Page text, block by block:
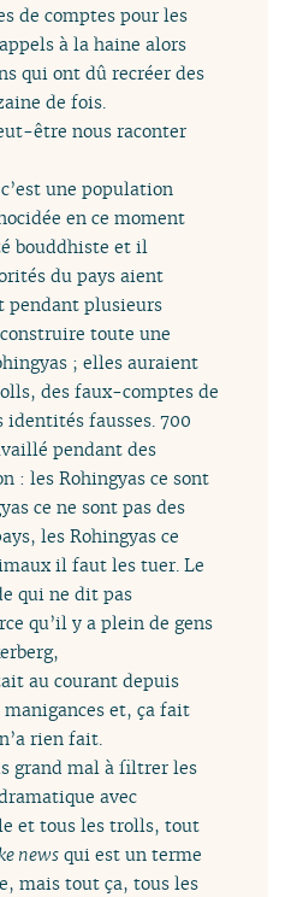
de comptes pour les
à la haine alors
qui ont dû recréer des
de fois.
être nous raconter
une population
en ce moment
bouddhiste et il
du pays aient
pendant plusieurs
toute une
; elles auraient
des faux-comptes de
fausses. 700
pendant des
: les Rohingyas ce sont
ce ne sont pas des
les Rohingyas ce
il faut les tuer. Le
qui ne dit pas
qu’il y a plein de gens
au courant depuis
manigances et, ça fait
rien fait.
grand mal à filtrer les
avec
et tous les trolls, tout
news qui est un terme
mais tout ça, tous les